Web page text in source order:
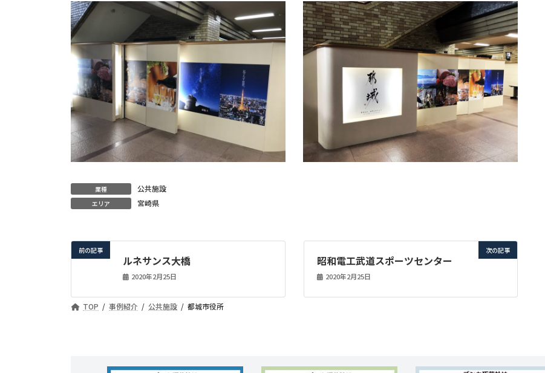
業種 公共施設
エリア 宮崎県
前の記事
ルネサンス大橋
2020年2月25日
次の記事
昭和電工武道スポーツセンター
2020年2月25日
TOP 事例紹介 公共施設 都城市役所